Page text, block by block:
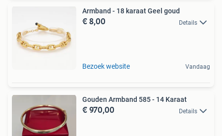
Armband - 18 karaat Geel goud
€ 8,00 Details
Bezoek website Vandaag
Gouden Armband 585 - 14 Karaat
€ 970,00 Details